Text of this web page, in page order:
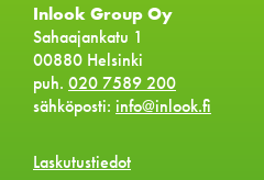
Inlook Group Oy
Sahaajankatu 1
00880 Helsinki
puh. 020 7589 200
sähköposti: info@inlook.fi
Laskutustiedot